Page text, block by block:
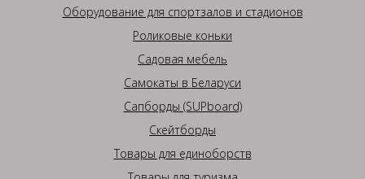
Оборудование для спортзалов и стадионов
Роликовые коньки
Садовая мебель
Самокаты в Беларуси
Сапборды (SUPboard)
Скейтборды
Товары для единоборств